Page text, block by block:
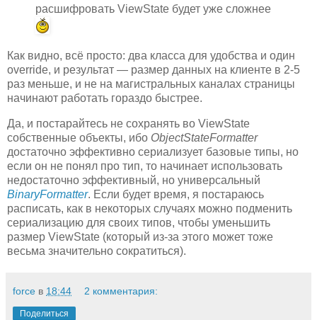
расшифровать ViewState будет уже сложнее
Как видно, всё просто: два класса для удобства и один
override, и результат — размер данных на клиенте в 2-5
раз меньше, и не на магистральных каналах страницы
начинают работать гораздо быстрее.
Да, и постарайтесь не сохранять во ViewState
собственные объекты, ибо ObjectStateFormatter
достаточно эффективно сериализует базовые типы, но
если он не понял про тип, то начинает использовать
недостаточно эффективный, но универсальный
BinaryFormatter. Если будет время, я постараюсь
расписать, как в некоторых случаях можно подменить
сериализацию для своих типов, чтобы уменьшить
размер ViewState (который из-за этого может тоже
весьма значительно сократиться).
force в 18:44 2 комментария:
Поделиться